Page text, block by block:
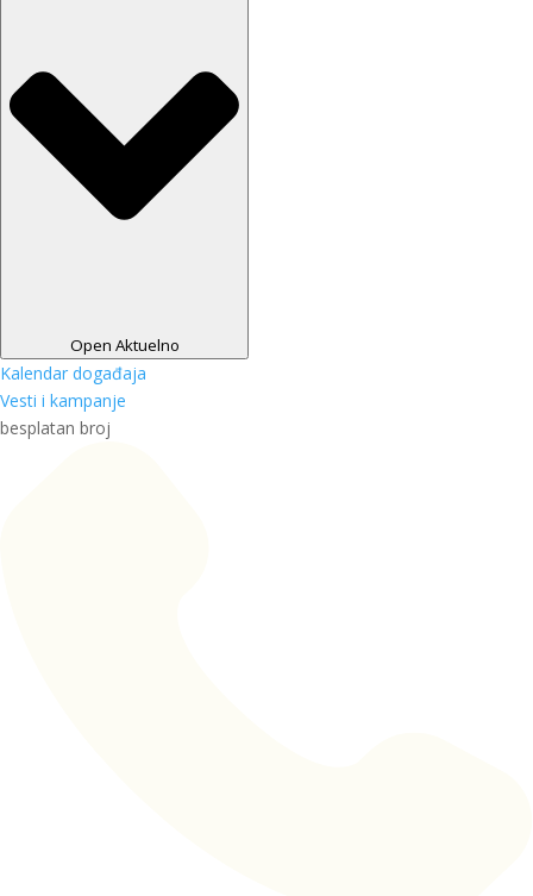
Open Aktuelno
Kalendar događaja
Vesti i kampanje
besplatan broj